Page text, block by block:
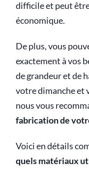
difficile et peut
économique.
De plus, vous
exactement à vos
de grandeur et de
votre dimanche et
nous vous
fabrication de
Voici en détails
quels matériaux